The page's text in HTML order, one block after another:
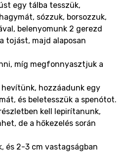
egy tálba tesszük,
sózzuk, borsozzuk,
belenyomunk 2 gerezd
tojást, majd alaposan
míg megfonnyasztjuk a
hozzáadunk egy
és beletesszük a spenótot.
kell lepirítanunk,
de a hőkezelés során
és 2-3 cm vastagságban